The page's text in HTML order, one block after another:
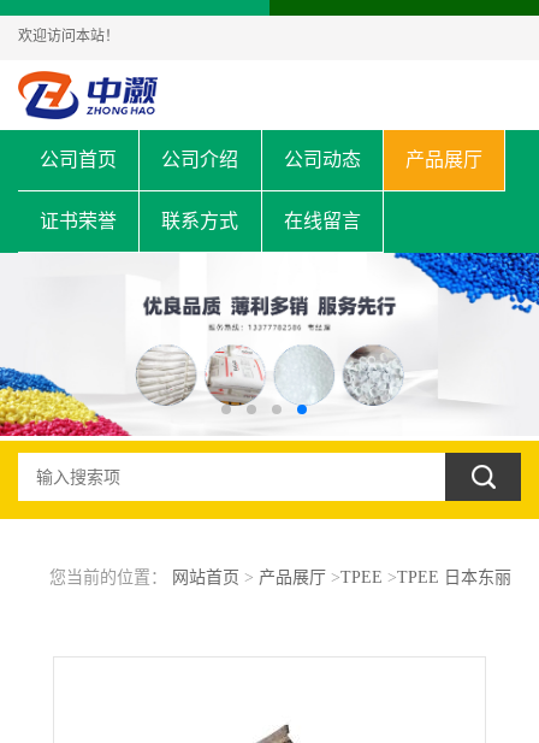
欢迎访问本站！
公司首页 公司介绍 公司动态 产品展厅
证书荣誉 联系方式 在线留言
您当前的位置： 网站首页 > 产品展厅>TPEE >TPEE 日本东丽